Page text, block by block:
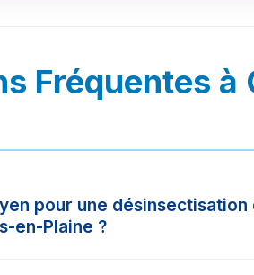
Fréquentes à
pour une
en-Plaine ?